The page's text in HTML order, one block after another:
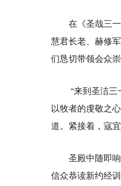
在《圣哉三
慧君长老、赫修
们恳切带领会众
“来到圣洁
以牧者的虔敬之
道。紧接着，寇
圣殿中随即
信众恭读新约经